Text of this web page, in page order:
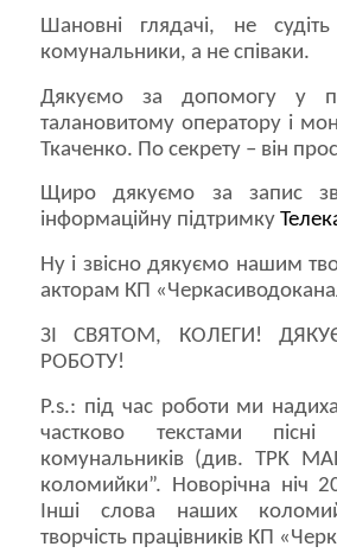
Шановні глядачі, не
комунальники, а не співаки.
Дякуємо за допомогу у
талановитому оператору і
Ткаченко. По секрету – він
Щиро дякуємо за запис
інформаційну підтримку
Ну і звісно дякуємо нашим
акторам КП
ЗІ СВЯТОМ, КОЛЕГИ!
РОБОТУ!
P.s.: під час роботи ми
частково текстами пісні
комунальників (див. TPK
коломийки”. Новорічна ніч
Інші слова наших
творчість працівників КП